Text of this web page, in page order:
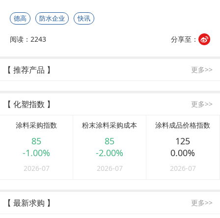
德高 防水企业 快讯
阅读：2243 分享至：
【 推荐产品 】 更多>>
【 化塑指数 】 更多>>
涂料采购指数
85
-1.00%
2026-07
粉末涂料采购成本
85
-2.00%
2026-07
涂料成品价格指数
125
0.00%
2026-07
【 最新求购 】 更多>>